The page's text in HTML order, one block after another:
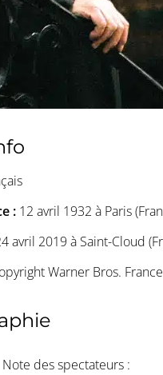
: 12 avril 1932 à Paris
avril 2019 à Saint-Cloud
Warner Bros. France
Note des spectateurs :